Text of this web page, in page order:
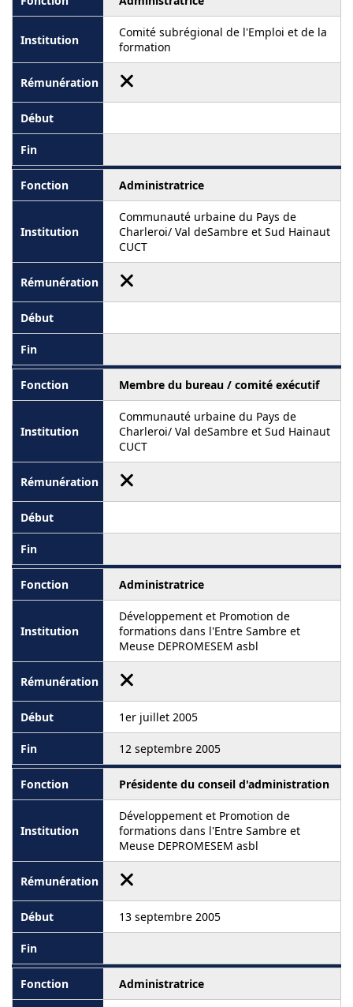
Comité subrégional de l'Emploi et de la
formation
Administratrice
Communauté urbaine du Pays de
Charleroi/ Val deSambre et Sud Hainaut
CUCT
Membre du bureau / comité exécutif
Communauté urbaine du Pays de
Charleroi/ Val deSambre et Sud Hainaut
CUCT
Administratrice
Développement et Promotion de
formations dans l'Entre Sambre et
Meuse DEPROMESEM asbl
1er juillet 2005
12 septembre 2005
Présidente du conseil d'administration
Développement et Promotion de
formations dans l'Entre Sambre et
Meuse DEPROMESEM asbl
13 septembre 2005
Administratrice